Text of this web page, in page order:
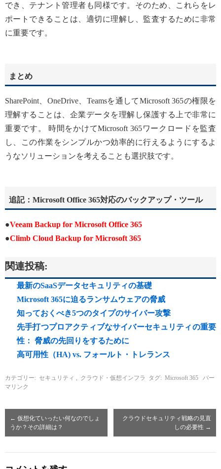
でき、テナント管理者も同様です。そのため、これらをレ
ポートできることは、適切に理解し、監査するために非常
に重要です。
まとめ
SharePoint、OneDrive、Teamsを通してMicrosoft 365の権限を
理解することは、企業データを理解し保護する上で非常に
重要です。 時間をかけてMicrosoft 365ワークロードを監査
し、この作業をシンプルかつ効率的に行えるようにするよ
うなソリューションを考えることも選択肢です。
追記：Microsoft Office 365対応のバックアップ・ツール
●Veeam Backup for Microsoft Office 365
●Climb Cloud Backup for Microsoft 365
関連投稿:
最新のSaaSデータセキュリティの基礎
Microsoft 365に迫るランサムウェアの脅威
知っておくべき5つのタイプのサイバー攻撃
先手打つプロアクティブなサイバーセキュリティの重要
性： 脅威の先回りをするために
高可用性（HA) vs. フォールト・トレランス
カテゴリー: セキュリティ , クラウド・仮想インフラ タグ: Microsoft 365
パー
マリンク
← 仮想化ていったい何なのでしょ
うか？その詳細は？
クラウドセキュリティ戦略の見直
しの必要性 →